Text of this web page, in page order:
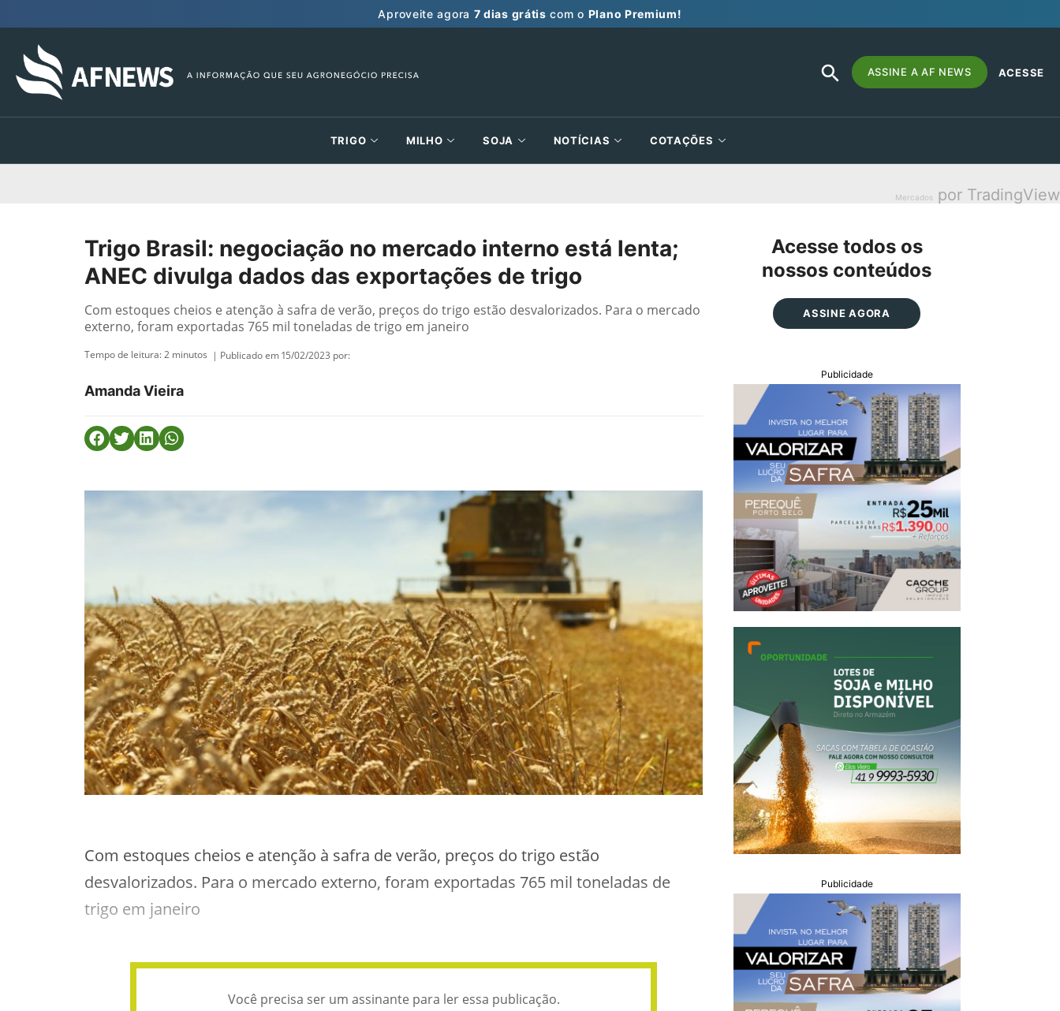
Aproveite agora 7 dias grátis com o Plano Premium!
Search
for:
SEARCH
BUTTON
ASSINE A AF NEWS ACESSE
TRIGO MILHO SOJA NOTÍCIAS COTAÇÕES
Mercados por TradingView
Trigo Brasil: negociação no mercado interno está lenta;
ANEC divulga dados das exportações de trigo
Com estoques cheios e atenção à safra de verão, preços do trigo estão desvalorizados. Para o mercado
externo, foram exportadas 765 mil toneladas de trigo em janeiro
Tempo de leitura:2 minutos | Publicado em 15/02/2023 por:
Amanda Vieira
Com estoques cheios e atenção à safra de verão, preços do trigo estão
desvalorizados. Para o mercado externo, foram exportadas 765 mil toneladas de
trigo em janeiro
Você precisa ser um assinante para ler essa publicação.
Acesse todos os
nossos conteúdos
ASSINE AGORA
Publicidade
Publicidade